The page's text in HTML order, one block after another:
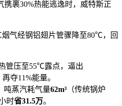
携裹30%热能逃逸时，威特斯正
气经钢铝翅片管骤降至80℃，回
管压至55℃露点，逼出
再夺11%能量。
吨蒸汽耗气量62m³ （传统锅炉
时省31.5万。